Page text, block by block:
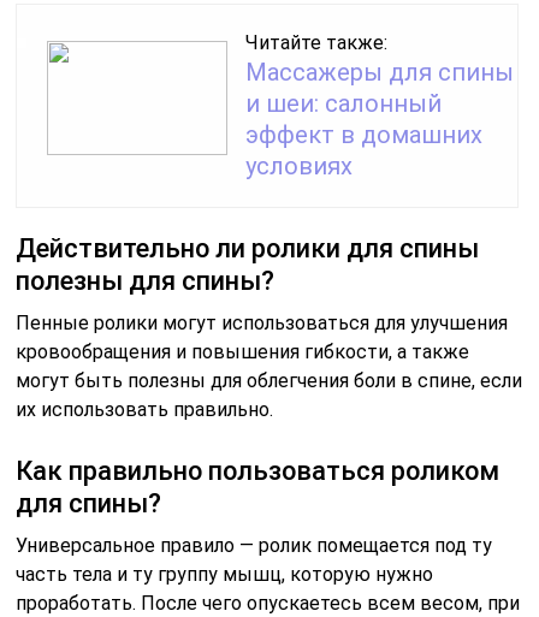
Читайте также:
Массажеры для спины
и шеи: салонный
эффект в домашних
условиях
Действительно ли ролики для спины
полезны для спины?
Пенные ролики могут использоваться для улучшения
кровообращения и повышения гибкости, а также
могут быть полезны для облегчения боли в спине, если
их использовать правильно.
Как правильно пользоваться роликом
для спины?
Универсальное правило — ролик помещается под ту
часть тела и ту группу мышц, которую нужно
проработать. После чего опускаетесь всем весом, при